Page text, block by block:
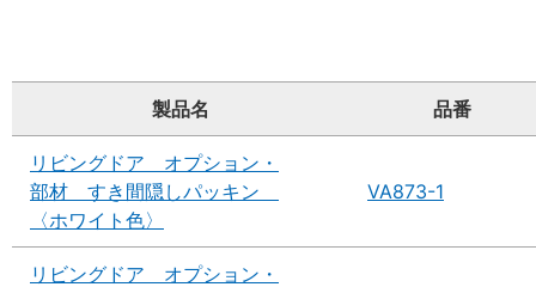
製品名 品番
リビングドア オプション・
部材 すき間隠しパッキン
〈ホワイト色〉
VA873-1
リビングドア オプション・